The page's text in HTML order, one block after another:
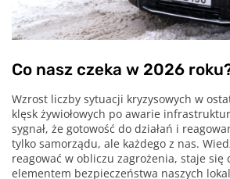
Co nasz czeka w 2026
Wzrost liczby sytuacji kryzysowych w
klęsk żywiołowych po awarie
sygnał, że gotowość do działań i
tylko samorządu, ale każdego z nas.
reagować w obliczu zagrożenia, staje się
elementem bezpieczeństwa naszych